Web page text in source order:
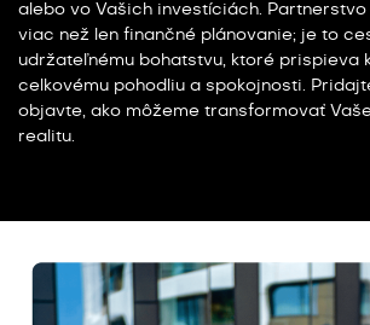
alebo vo Vašich investíciách.
viac než len finančné plánovanie; je to
udržateľnému bohatstvu, ktoré prispieva
celkovému pohodliu a spokojnosti.
objavte, ako môžeme transformovať
realitu.